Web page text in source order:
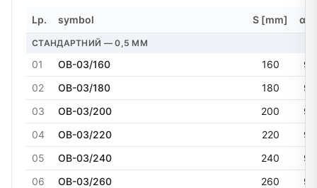
Lp. symbol S [mm] α
СТАНДАРТНИЙ — 0,5 MM
01 OB-03/160 160
90
02
OB-03/180 180
90
03
OB-03/200 200
90
04
OB-03/220 220
90
05
OB-03/240 240
90
06
OB-03/260 260 90